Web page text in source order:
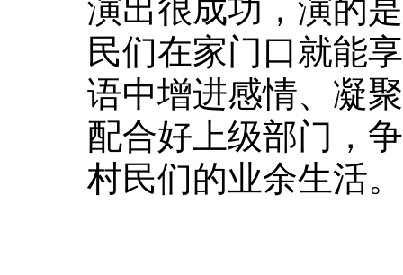
演出很成功，演的
民们在家门口就能
语中增进感情、凝
配合好上级部门，
村民们的业余生活